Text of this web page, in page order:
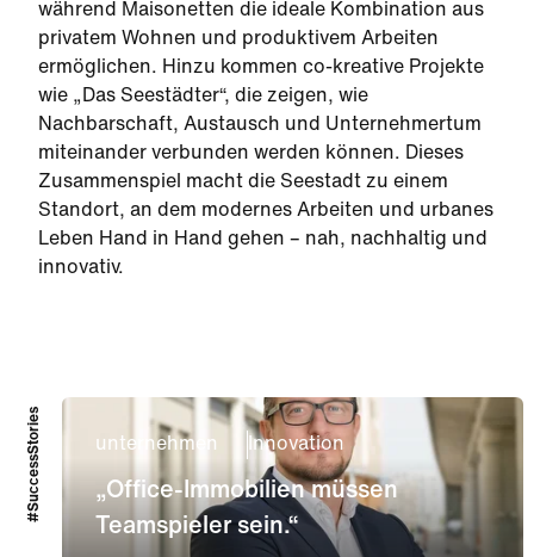
während Maisonetten die ideale Kombination aus
privatem Wohnen und produktivem Arbeiten
ermöglichen. Hinzu kommen co-kreative Projekte
wie „Das Seestädter“, die zeigen, wie
Nachbarschaft, Austausch und Unternehmertum
miteinander verbunden werden können. Dieses
Zusammenspiel macht die Seestadt zu einem
Standort, an dem modernes Arbeiten und urbanes
Leben Hand in Hand gehen – nah, nachhaltig und
innovativ.
#SuccessStories unternehmen Innovation
„Office-Immobilien müssen
Teamspieler sein.“